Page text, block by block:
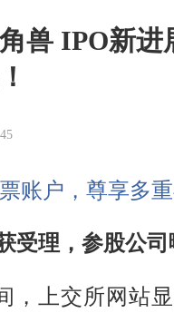
兽 IPO新进
账户，尊享多
受理，参股公司
，上交所网站